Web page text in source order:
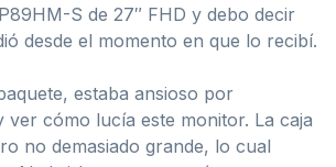
S de 27″ FHD y debo decir
desde el momento en que lo recibí.
estaba ansioso por
ver cómo lucía este monitor. La caja
no demasiado grande, lo cual